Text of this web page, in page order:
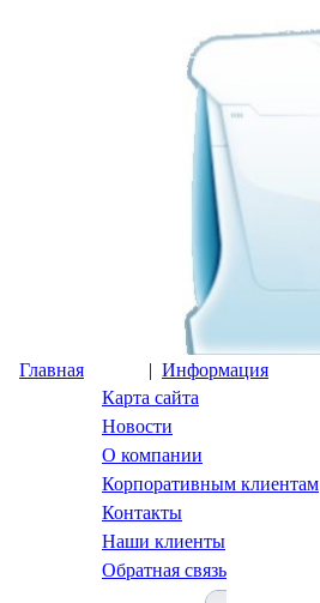
Главная | Информация
Карта сайта
Новости
О компании
Корпоративным клиентам
Контакты
Наши клиенты
Обратная связь